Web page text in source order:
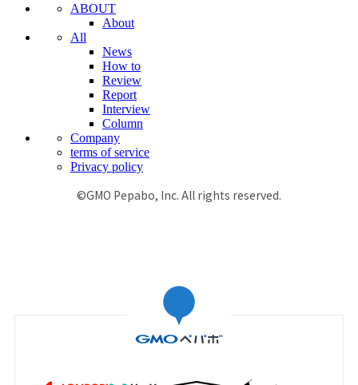
ABOUT
About
All
News
How to
Review
Report
Interview
Column
Company
terms of service
Privacy policy
©GMO Pepabo, Inc. All rights reserved.